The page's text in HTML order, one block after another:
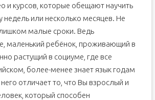
и курсов, которые обещают научить
недель или несколько месяцев. Не
малые сроки. Ведь
маленький ребёнок, проживающий в
растущий в социуме, где все
более-менее знает язык годам
отличает то, что Вы взрослый и
который способен